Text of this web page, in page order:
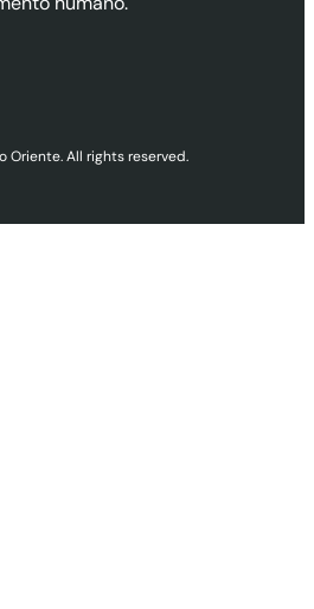
Oriente. All rights reserved.